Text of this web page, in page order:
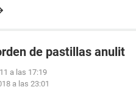
de pastillas anulit
a las 17:19
a las 23:01